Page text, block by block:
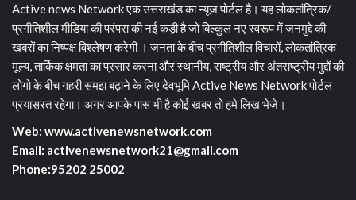
Active news Network एक उत्तराखंड का न्यूज पोर्टल है। यह लोकतांत्रिक/
प्रगीतिशील मीडिया की परंपरा की नई कड़ी है जो बिल्कुल नए स्वरूप में जनमुद्दे की
खबरों का निष्पक्ष विश्लेषण करेगी । जनता के बीच प्रगीतिशील विचारों, लोकतांत्रिक
मूल्य, तार्किक क्षमता का प्रसार करना और स्थानीय, राष्ट्रीय और अंतराष्ट्रीय मुद्दों की
लोगो के बीच गहरी समझ बढ़ाने के लिए देवभूमि Active News Network पोर्टल
प्रयासरत रहेगा। अगर आपके पास भी है कोई खबर तो हमे लिख भेजे।
Web: www.activenewsnetwork.com
Email: activenewsnetwork21@gmail.com
Phone:95202 25002